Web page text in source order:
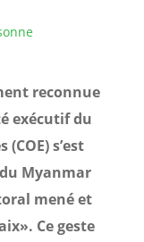
reconnue
exécutif du
s’est
Myanmar
mené et
Ce geste